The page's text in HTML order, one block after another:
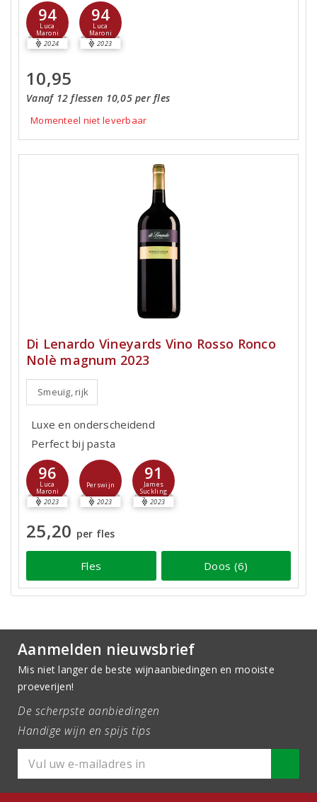
94
Luca
Maroni
2024
94
Luca
Maroni
2023
10,95
Vanaf 12 flessen 10,05 per fles
Momenteel niet leverbaar
Di Lenardo Vineyards Vino Rosso Ronco
Nolè magnum 2023
Smeuïg, rijk
Luxe en onderscheidend
Perfect bij pasta
96
Luca
Maroni
2023
Perswijn
2023
91
James
Suckling
2023
25,20 per fles
Fles Doos (6)
Aanmelden nieuwsbrief
Mis niet langer de beste wijnaanbiedingen en mooiste
proeverijen!
De scherpste aanbiedingen
Handige wijn en spijs tips